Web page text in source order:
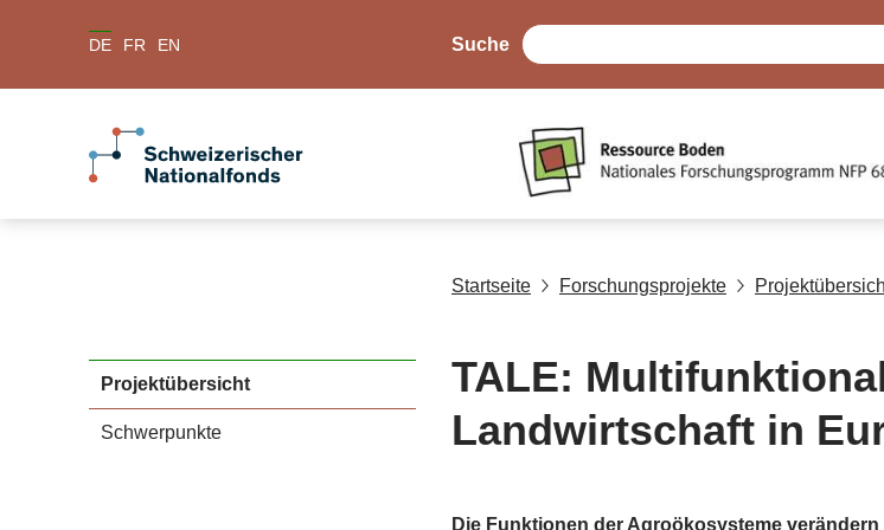
DE FR EN Suche
Startseite Forschungsprojekte
Projektübersicht
Schwerpunkte
TALE:
Landwirtschaft in
Die Funktionen der Agroökosysteme